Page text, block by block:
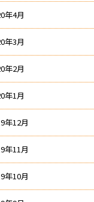
年4月
年3月
年2月
年1月
年12月
年11月
年10月